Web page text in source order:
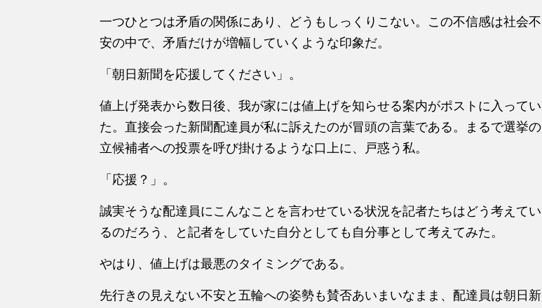
一つひとつは矛盾の関係にあり、どうもしっくりこない。この不信感は社会不
安の中で、矛盾だけが増幅していくような印象だ。
「朝日新聞を応援してください」。
値上げ発表から数日後、我が家には値上げを知らせる案内がポストに入ってい
た。直接会った新聞配達員が私に訴えたのが冒頭の言葉である。まるで選挙の
立候補者への投票を呼び掛けるような口上に、戸惑う私。
「応援？」。
誠実そうな配達員にこんなことを言わせている状況を記者たちはどう考えてい
るのだろう、と記者をしていた自分としても自分事として考えてみた。
やはり、値上げは最悪のタイミングである。
先行きの見えない不安と五輪への姿勢も賛否あいまいなまま、配達員は朝日新